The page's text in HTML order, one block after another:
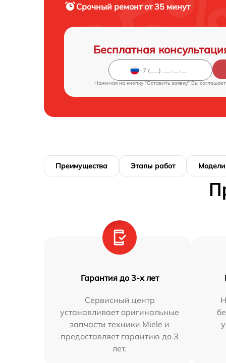
Срочный ремонтот 35 минут
Бесплатная
Нажимая на кнопку "Оставить заявку" Вы
Преимущества Этапы работ Модели
Гарантия до 3-х лет
Сервисный центр
устанавливает оригинальные
запчасти техники Miele и
предоставляет гарантию до 3
лет.